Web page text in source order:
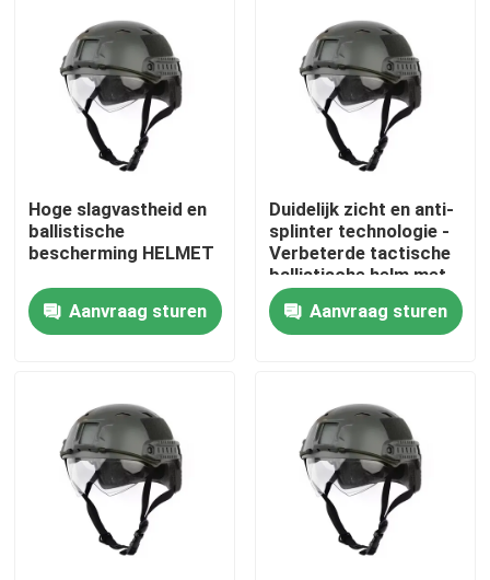
Thuis
Producten
Video's
Over ons
Fabriekstocht
Kwaliteitscontrole
Hoge slagvastheid en
ballistische
bescherming HELMET
Aanvraag sturen
Duidelijk zicht en anti-
splinter technologie -
Verbeterde tactische
ballistische helm met
ventilatie
Aanvraag sturen